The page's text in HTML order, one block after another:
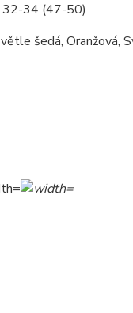
34 (47-50)
šedá, Oranžová,